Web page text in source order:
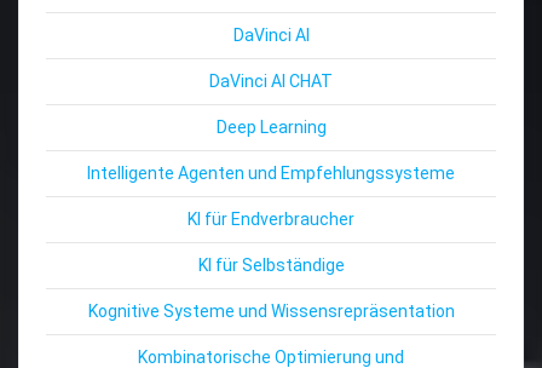
DaVinci AI
DaVinci AI CHAT
Deep Learning
Intelligente Agenten und Empfehlungssysteme
KI für Endverbraucher
KI für Selbständige
Kognitive Systeme und Wissensrepräsentation
Kombinatorische Optimierung und